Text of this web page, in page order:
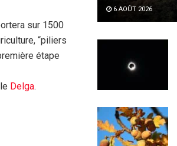
sur 1500
“piliers
étape
Delga.
6 AOÛT 2026